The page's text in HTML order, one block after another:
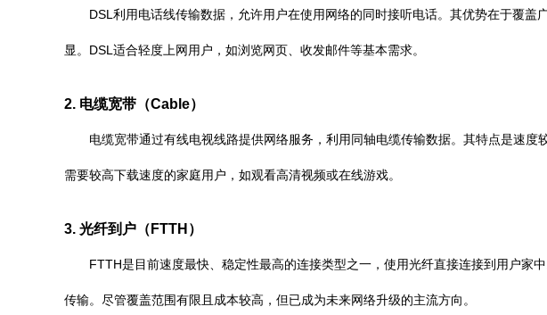
DSL利用电话线传输数据，允许用户在使用网络的同时接听电话。其优势在于覆
显。DSL适合轻度上网用户，如浏览网页、收发邮件等基本需求。
2. 电缆宽带（Cable）
电缆宽带通过有线电视线路提供网络服务，利用同轴电缆传输数据。其特点是速
需要较高下载速度的家庭用户，如观看高清视频或在线游戏。
3. 光纤到户（FTTH）
FTTH是目前速度最快、稳定性最高的连接类型之一，使用光纤直接连接到用户家
传输。尽管覆盖范围有限且成本较高，但已成为未来网络升级的主流方向。